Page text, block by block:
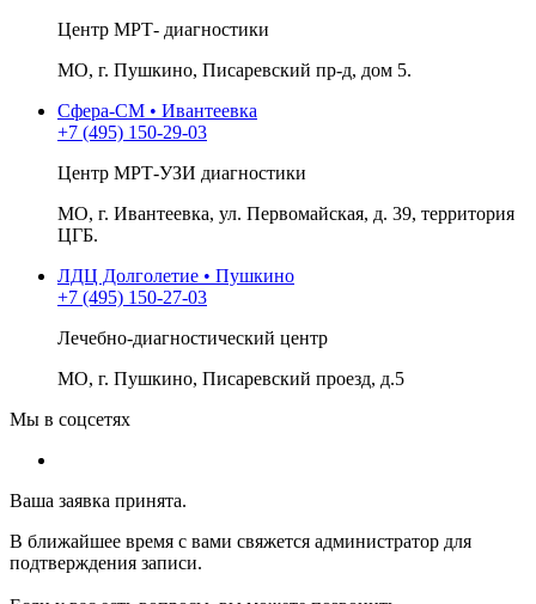
Центр МРТ- диагностики
МО, г. Пушкино, Писаревский пр-д, дом 5.
Сфера-СМ • Ивантеевка
+7 (495) 150-29-03
Центр МРТ-УЗИ диагностики
МО, г. Ивантеевка, ул. Первомайская, д. 39, территория
ЦГБ.
ЛДЦ Долголетие • Пушкино
+7 (495) 150-27-03
Лечебно-диагностический центр
МО, г. Пушкино, Писаревский проезд, д.5
Мы в соцсетях
Ваша заявка принята.
В ближайшее время с вами свяжется администратор для
подтверждения записи.